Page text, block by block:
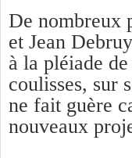
De nombreux
et Jean
à la pléiade
coulisses, sur
ne fait guère
nouveaux